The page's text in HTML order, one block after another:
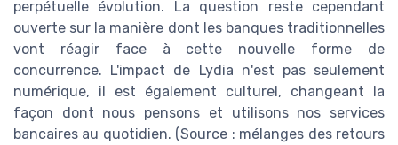
perpétuelle évolution. La question reste cependant
ouverte sur la manière dont les banques traditionnelles
vont réagir face à cette nouvelle forme de
concurrence. L'impact de Lydia n'est pas seulement
numérique, il est également culturel, changeant la
façon dont nous pensons et utilisons nos services
bancaires au quotidien. (Source : mélanges des retours